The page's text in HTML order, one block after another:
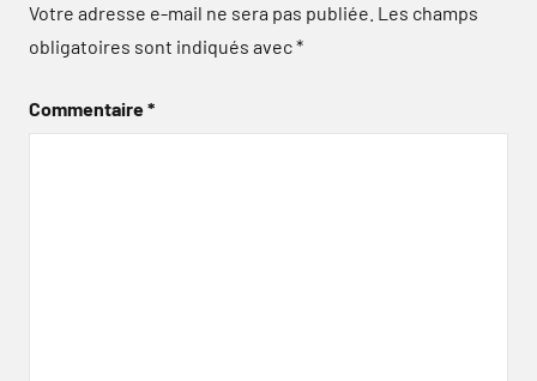
Votre adresse e-mail ne sera pas publiée. Les champs
obligatoires sont indiqués avec*
Commentaire*